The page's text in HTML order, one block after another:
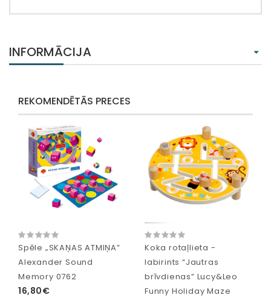
INFORMĀCIJA
REKOMENDĒTĀS PRECES
Spēle „SKAŅAS ATMIŅA”
Alexander Sound
Memory 0762
16,80€
Koka rotaļlieta -
labirints “Jautras
brīvdienas” Lucy&Leo
Funny Holiday Maze